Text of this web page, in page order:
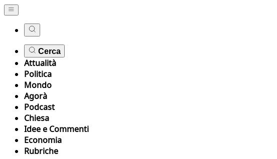
Cerca
Attualità
Politica
Mondo
Agorà
Podcast
Chiesa
Idee e Commenti
Economia
Rubriche